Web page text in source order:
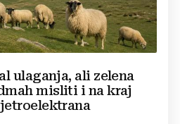
ulaganja, ali zelena
misliti i na kraj